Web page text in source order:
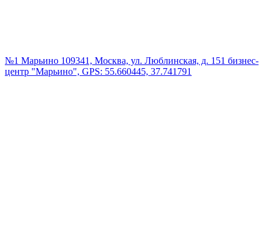
№1 Марьино 109341, Москва, ул. Люблинская, д. 151 бизнес-
центр "Марьино", GPS: 55.660445, 37.741791